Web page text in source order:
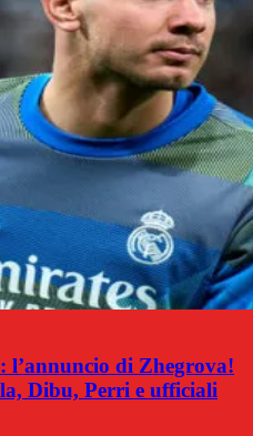
l’annuncio di Zhegrova!
Dibu, Perri e ufficiali